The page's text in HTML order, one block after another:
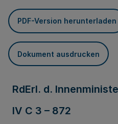
PDF-Version herunterladen
Dokument ausdrucken
RdErl. d.
IV C 3 – 872